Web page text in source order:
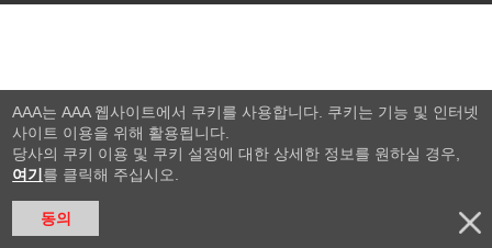
AAA는 AAA 웹사이트에서 쿠키를 사용합니다. 쿠키는 기능 및 인터넷
사이트 이용을 위해 활용됩니다.
당사의 쿠키 이용 및 쿠키 설정에 대한 상세한 정보를 원하실 경우,
여기 를 클릭해 주십시오.
동의